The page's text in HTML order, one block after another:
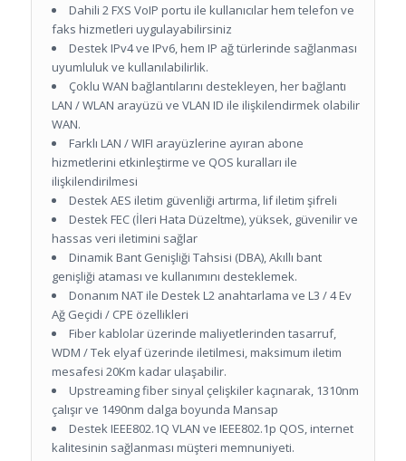
Dahili 2 FXS VoIP portu ile kullanıcılar hem telefon ve
faks hizmetleri uygulayabilirsiniz
Destek IPv4 ve IPv6, hem IP ağ türlerinde sağlanması
uyumluluk ve kullanılabilirlik.
Çoklu WAN bağlantılarını destekleyen, her bağlantı
LAN / WLAN arayüzü ve VLAN ID ile ilişkilendirmek olabilir
WAN.
Farklı LAN / WIFI arayüzlerine ayıran abone
hizmetlerini etkinleştirme ve QOS kuralları ile
ilişkilendirilmesi
Destek AES iletim güvenliği artırma, lif iletim şifreli
Destek FEC (İleri Hata Düzeltme), yüksek, güvenilir ve
hassas veri iletimini sağlar
Dinamik Bant Genişliği Tahsisi (DBA), Akıllı bant
genişliği ataması ve kullanımını desteklemek.
Donanım NAT ile Destek L2 anahtarlama ve L3 / 4 Ev
Ağ Geçidi / CPE özellikleri
Fiber kablolar üzerinde maliyetlerinden tasarruf,
WDM / Tek elyaf üzerinde iletilmesi, maksimum iletim
mesafesi 20Km kadar ulaşabilir.
Upstreaming fiber sinyal çelişkiler kaçınarak, 1310nm
çalışır ve 1490nm dalga boyunda Mansap
Destek IEEE802.1Q VLAN ve IEEE802.1p QOS, internet
kalitesinin sağlanması müşteri memnuniyeti.